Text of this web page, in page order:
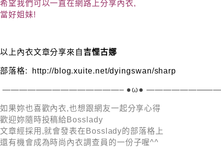
希望我們可以一直在網路上分享內衣,
當好姐妹!
以上內衣文章分享來自 吉悝古娜
部落格: http://blog.xuite.net/dyingswan/sharp
——————————————– ●ω●
如果妳也喜歡內衣,也想跟網友一起分享心得
歡迎妳隨時投稿給Bosslady
文章經採用,就會發表在Bosslady的部落格上
還有機會成為時尚內衣調查員的一份子喔^^